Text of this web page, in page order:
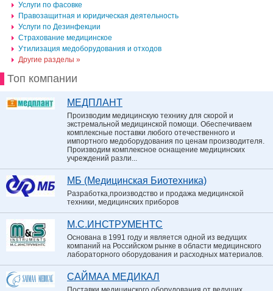
Услуги по фасовке
Правозащитная и юридическая деятельность
Услуги по Дезинфекции
Страхование медицинское
Утилизация медоборудования и отходов
Другие разделы »
Топ компании
МЕДПЛАНТ
Производим медицинскую технику для скорой и
экстремальной медицинской помощи. Обеспечиваем
комплексные поставки любого отечественного и
импортного медоборудования по ценам производителя.
Производим комплексное оснащение медицинских
учреждений разли...
МБ (Медицинская Биотехника)
Разработка,производство и продажа медицинской
техники, медицинских приборов
М.С.ИНСТРУМЕНТС
Основана в 1991 году и является одной из ведущих
компаний на Российском рынке в области медицинского
лабораторного оборудования и расходных материалов.
САЙМАА МЕДИКАЛ